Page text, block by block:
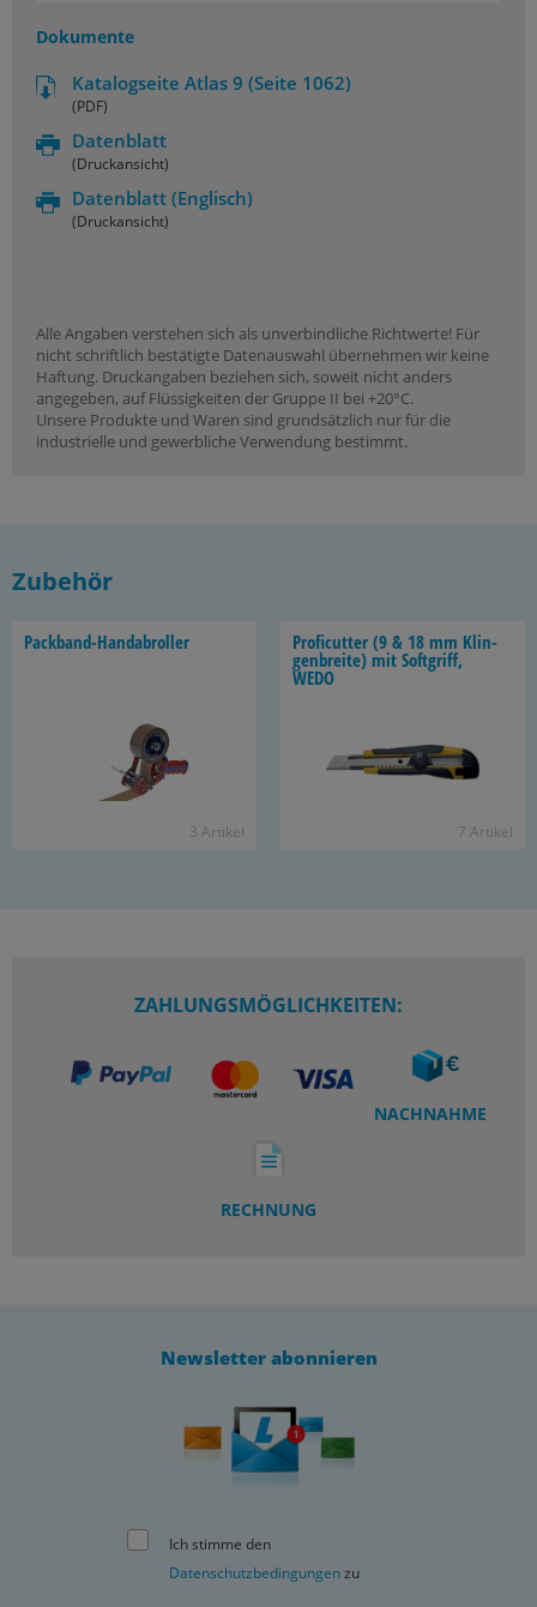
Dokumente
Katalogseite Atlas 9 (Seite 1062)
(PDF)
Datenblatt
(Druckansicht)
Datenblatt (Englisch)
(Druckansicht)
Alle Angaben verstehen sich als unverbindliche Richtwerte! Für
nicht schriftlich bestätigte Datenauswahl übernehmen wir keine
Haftung. Druckangaben beziehen sich, soweit nicht anders
angegeben, auf Flüssigkeiten der Gruppe II bei +20°C.
Unsere Produkte und Waren sind grundsätzlich nur für die
industrielle und gewerbliche Verwendung bestimmt.
Zubehör
Packband-​Handabroller
3 Ar­ti­kel
Pro­fi­cut­ter (9 & 18 mm Klin­
gen­brei­te) mit Soft­griff,
WEDO
7 Ar­ti­kel
ZAHLUNGSMÖGLICHKEITEN:
NACHNAHME
RECHNUNG
Newsletter abonnieren
Ich stimme den
Datenschutzbedingungenzu